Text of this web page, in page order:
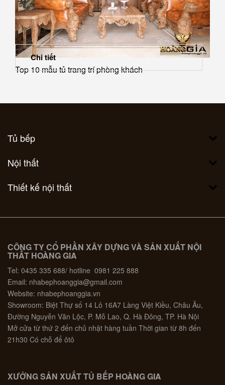
Top 10 mẫu tủ trang trí phòng khách
Chi tiết
Tủ bếp
Nội thất
Thiết kế nội thất
CÔNG TY CỔ PHẦN XÂY DỰNG VÀ SẢN XUẤT NỘI
THẤT HOÀNG GIA
Tel: 0435 335 688/ hotline 0981 225 888
Email: nhabephoanggia@gmail.com
Website: nhabephoanggia.vn
Showroom: Biệt Thự số 14 Lô 16A7 Làng Việt Kiều, Châu Âu,
Đường Nguyễn Văn Lộc, P. Mỗ Lao, Q. Hà Đông, TP. Hà Nội
Mở cửa từ thứ 2 đến chủ nhật hàng tuần Thời gian từ 8h đến
21h30 Có chỗ để ôtô
XƯỞNG SẢN XUẤT TỦ BẾP HOÀNG GIA